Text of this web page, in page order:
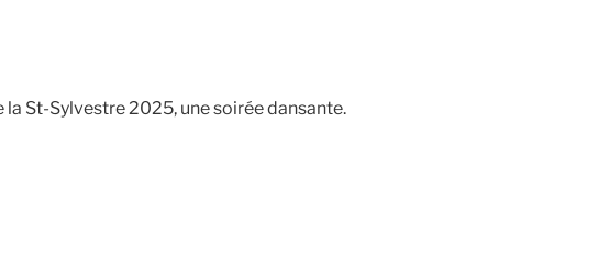
St-Sylvestre 2025, une soirée dansante.